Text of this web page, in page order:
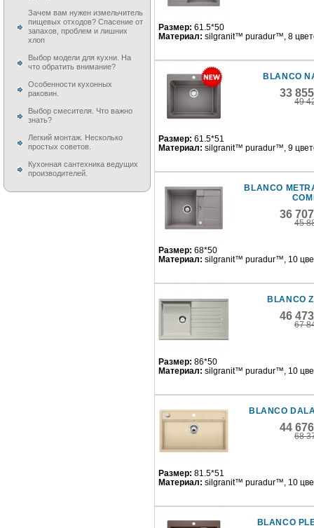
Размер: 61.5*50
Материал: silgranit™ puradur™, 8
BLANCO
33
49
Размер: 61.5*51
Материал: silgranit™ puradur™, 9
BLANCO
36
45
Размер: 68*50
Материал: silgranit™ puradur™, 10
BLANCO
46
67
Размер: 86*50
Материал: silgranit™ puradur™, 10
BLANCO
44
68
Размер: 81.5*51
Материал: silgranit™ puradur™, 10
BLANCO
Зачем вам нужен измельчитель
пищевых отходов? Спасение от
запахов, проблем и лишних
хлоп
Выбор модели для кухни. На
что обратить внимание?
Особенности кухонных
раковин.
Выбор смесителя. Что важно
знать?
Легкий монтаж. Несколько
простых советов.
Кухонная сантехника ведущих
производителей.